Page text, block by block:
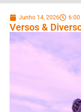
Junho 14, 2026
Versos &